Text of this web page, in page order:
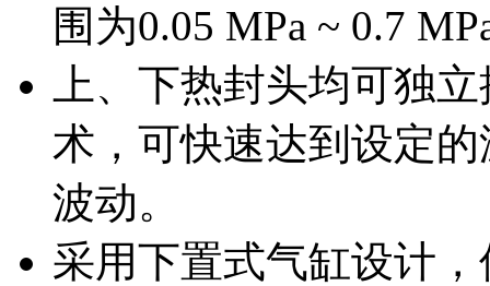
围为0.05 MPa ~ 0.7
上、下热封头均可独
术，可快速达到设定
波动。
采用下置式气缸设计